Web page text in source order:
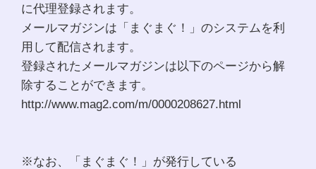
に代理登録されます。
メールマガジンは「まぐまぐ！」のシステムを利
用して配信されます。
登録されたメールマガジンは以下のページから解
除することができます。
http://www.mag2.com/m/0000208627.html
※なお、「まぐまぐ！」が発行している